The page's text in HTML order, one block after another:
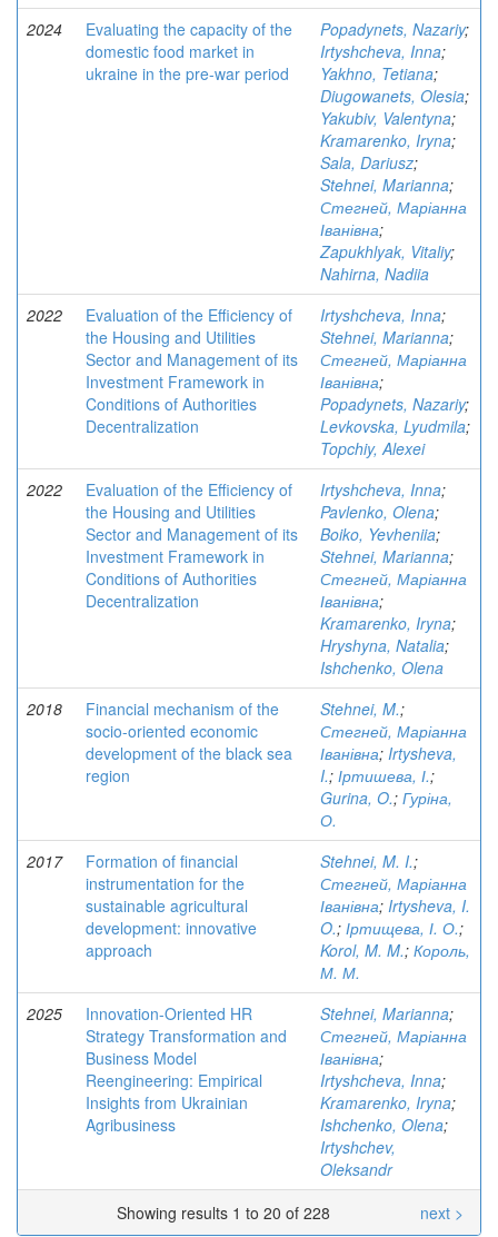
2024
Evaluating the capacity of the
domestic food market in
ukraine in the pre-war period
Popadynets, Nazariy;
Irtyshcheva, Inna;
Yakhno, Tetiana;
Diugowanets, Olesia;
Yakubiv, Valentyna;
Kramarenko, Iryna;
Sala, Dariusz;
Stehnei, Marianna;
Стегней, Маріанна
Іванівна;
Zapukhlyak, Vitaliy;
Nahirna, Nadiia
2022
Evaluation of the Efficiency of
the Housing and Utilities
Sector and Management of its
Investment Framework in
Conditions of Authorities
Decentralization
Irtyshcheva, Inna;
Stehnei, Marianna;
Стегней, Маріанна
Іванівна;
Popadynets, Nazariy;
Levkovska, Lyudmila;
Topchiy, Alexei
2022
Evaluation of the Efficiency of
the Housing and Utilities
Sector and Management of its
Investment Framework in
Conditions of Authorities
Decentralization
Irtyshcheva, Inna;
Pavlenko, Olena;
Boiko, Yevheniia;
Stehnei, Marianna;
Стегней, Маріанна
Іванівна;
Kramarenko, Iryna;
Hryshyna, Natalia;
Ishchenko, Olena
2018
Financial mechanism of the
socio-oriented economic
development of the black sea
region
Stehnei, M.;
Стегней, Маріанна
Іванівна; Irtysheva,
I.; Іртишева, І.;
Gurina, O.; Гуріна,
О.
2017
Formation of financial
instrumentation for the
sustainable agricultural
development: innovative
approach
Stehnei, M. I.;
Стегней, Маріанна
Іванівна; Irtysheva, I.
O.; Іртищева, І. О.;
Korol, M. M.; Король,
М. М.
2025
Innovation-Oriented HR
Strategy Transformation and
Business Model
Reengineering: Empirical
Insights from Ukrainian
Agribusiness
Stehnei, Marianna;
Стегней, Маріанна
Іванівна;
Irtyshcheva, Inna;
Kramarenko, Iryna;
Ishchenko, Olena;
Irtyshchev,
Oleksandr
Showing results 1 to 20 of 228
next >